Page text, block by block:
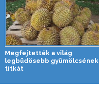
Megfejtették a világ
legbüdösebb gyümölcsének
titkát